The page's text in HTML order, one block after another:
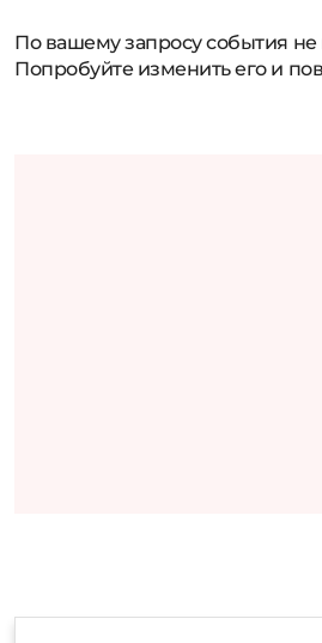
По вашему запросу события
Попробуйте изменить его и